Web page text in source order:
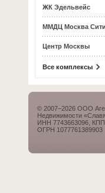
ЖК Эдельвейс
ММДЦ Москва Сити
Центр Москвы
Все комплексы
© 2007–2026 ООО
Недвижимости
ИНН 7743663096,
ОГРН 1077761389903